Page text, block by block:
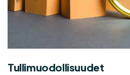
Tullimuodollisuudet